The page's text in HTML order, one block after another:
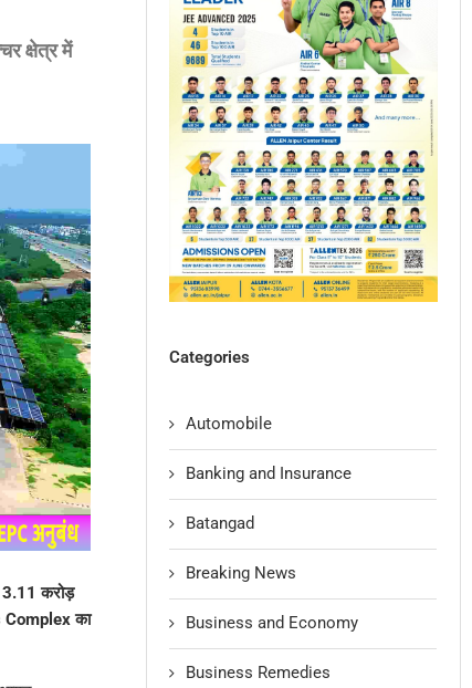
क्षेत्र में
करोड़
Complex का
Categories
Automobile
Banking and Insurance
Batangad
Breaking News
Business and Economy
Business Remedies